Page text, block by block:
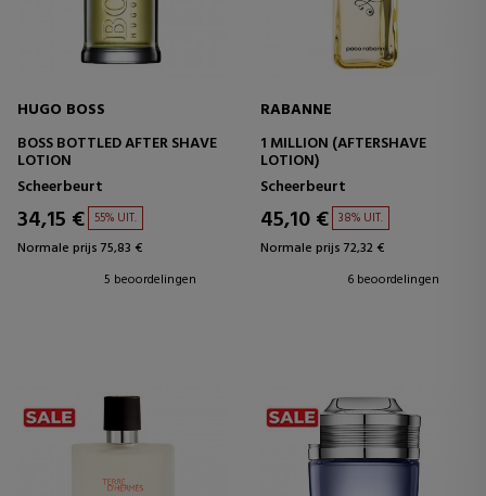
HUGO BOSS
BOSS BOTTLED AFTER SHAVE
LOTION
Scheerbeurt
34,15 € 55% UIT.
Normale prijs 75,83 €
5 beoordelingen
RABANNE
1 MILLION (AFTERSHAVE
LOTION)
Scheerbeurt
45,10 € 38% UIT.
Normale prijs 72,32 €
6 beoordelingen